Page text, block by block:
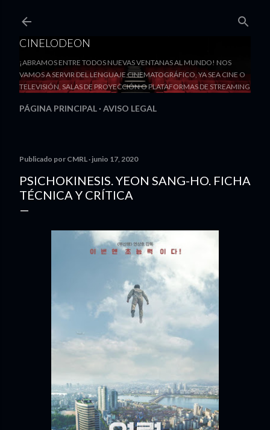
CINELODEON
¡ABRAMOS ENTRE TODOS NUEVAS VENTANAS AL MUNDO! NOS
VAMOS A SERVIR DEL LENGUAJE CINEMATOGRÁFICO, YA SEA CINE O
TELEVISIÓN, SALAS DE PROYECCIÓN O PLATAFORMAS DE STREAMING
PÁGINA PRINCIPAL AVISO LEGAL
Publicado por CMRL junio 17, 2020
PSICHOKINESIS. YEON SANG-HO. FICHA
TÉCNICA Y CRÍTICA